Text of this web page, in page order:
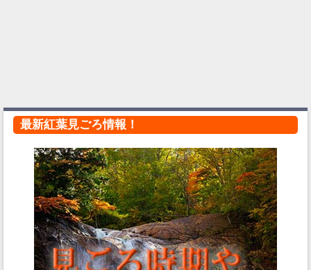
最新紅葉見ごろ情報！